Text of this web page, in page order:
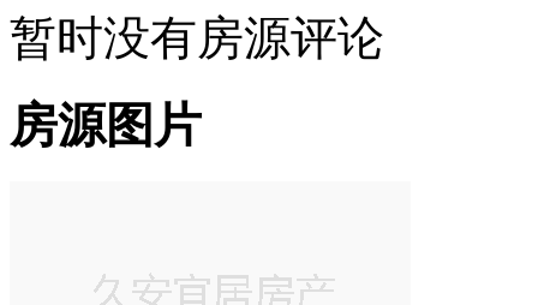
暂时没有房源评论
房源图片